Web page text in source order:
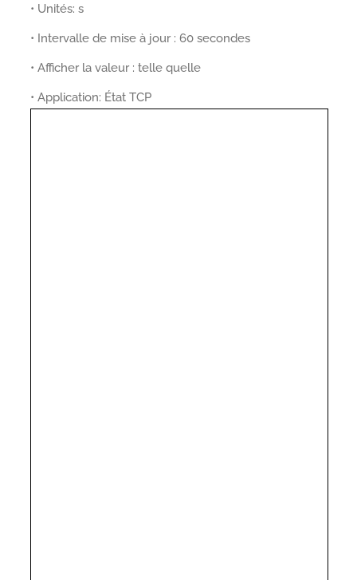
• Unités: s
• Intervalle de mise à jour : 60 secondes
• Afficher la valeur : telle quelle
• Application: État TCP